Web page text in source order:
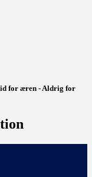
for æren - Aldrig for